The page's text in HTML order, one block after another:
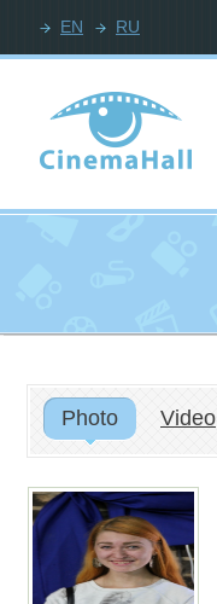
EN RU
Photo Video